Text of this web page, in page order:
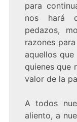
para
nos hará
pedazos,
razones
aquellos
quienes que
valor de la
A todos
aliento, a